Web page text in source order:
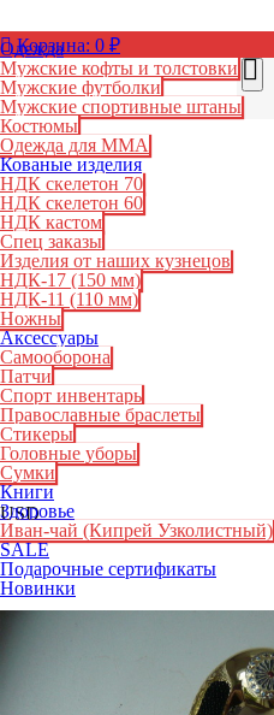
Корзина: 0 ₽
RUB
RUB
USD
Одежда
Мужские кофты и толстовки
Мужские футболки
Мужские спортивные штаны
Костюмы
Одежда для ММА
Кованые изделия
НДК скелетон 70
НДК скелетон 60
НДК кастом
Спец заказы
Изделия от наших кузнецов
НДК-17 (150 мм)
НДК-11 (110 мм)
Ножны
Аксессуары
Самооборона
Патчи
Спорт инвентарь
Православные браслеты
Стикеры
Головные уборы
Сумки
Книги
Здоровье
Иван-чай (Кипрей Узколистный)
SALE
Подарочные сертификаты
Новинки